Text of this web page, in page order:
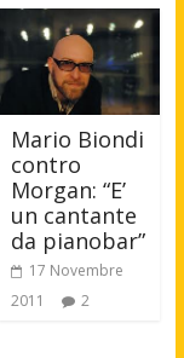
Mario Biondi
contro
Morgan: “E’
un cantante
da pianobar”
17 Novembre
2011
2